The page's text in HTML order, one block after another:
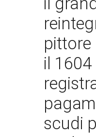
pittore
il
scudi